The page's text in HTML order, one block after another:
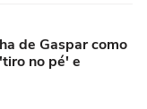
de Gaspar como
no pé' e